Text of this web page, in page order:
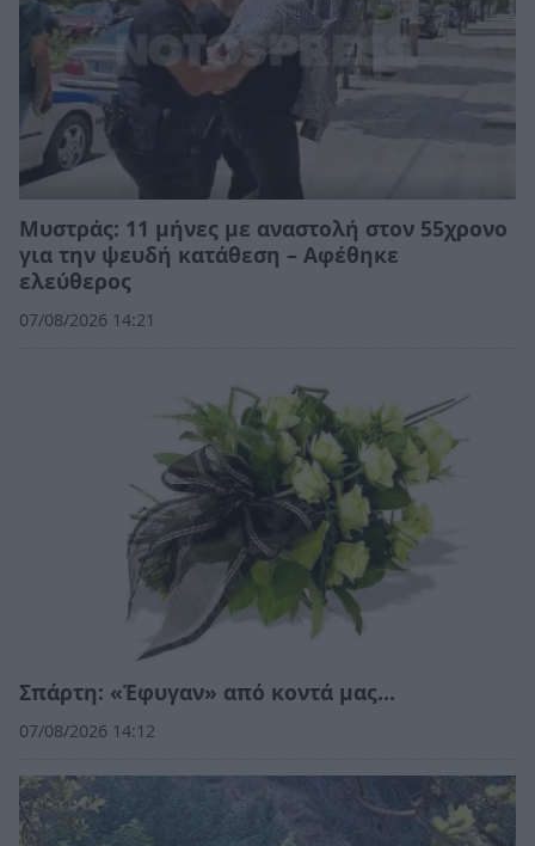
Μυστράς: 11 μήνες με αναστολή στον 55χρονο
για την ψευδή κατάθεση – Αφέθηκε
ελεύθερος
07/08/2026 14:21
Σπάρτη: «Έφυγαν» από κοντά μας…
07/08/2026 14:12